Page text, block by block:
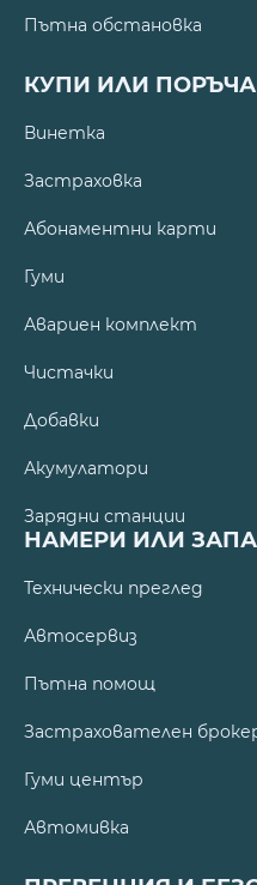
Пътна обстановка
КУПИ ИЛИ
Винетка
Застраховка
Абонаментни карти
Гуми
Авариен комплект
Чистачки
Добавки
Акумулатори
Зарядни станции
НАМЕРИ ИЛИ
Технически преглед
Автосервиз
Пътна помощ
Застрахователен
Гуми център
Автомивка